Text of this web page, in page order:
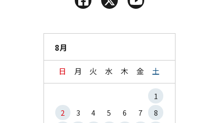
8月
日 月 火 水 木 金 土
1
2
3 4 5 6 7
8